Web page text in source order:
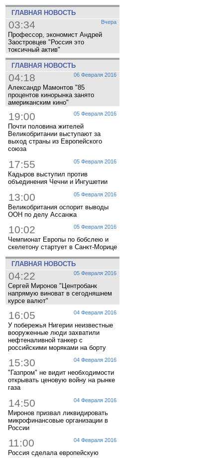
ГЛАВНАЯ НОВОСТЬ
Вчера
03:34
Профессор, экономист Андрей
Заостровцев "Россия это
токсичный актив"
ГЛАВНАЯ НОВОСТЬ
06 Февраля 2016
04:18
Александр Мамонтов "85
процентов кинорынка занято
американским кино"
05 Февраля 2016
19:00
Почти половина жителей
Великобритании выступают за
выход страны из Европейского
союза
05 Февраля 2016
17:55
Кадыров выступил против
объединения Чечни и Ингушетии
05 Февраля 2016
13:00
Великобритания оспорит выводы
ООН по делу Ассанжа
05 Февраля 2016
10:02
Чемпионат Европы по бобслею и
скелетону стартует в Санкт-Морице
ГЛАВНАЯ НОВОСТЬ
05 Февраля 2016
04:22
Сергей Миронов "Центробанк
напрямую виноват в сегодняшнем
курсе валют"
04 Февраля 2016
16:05
У побережья Нигерии неизвестные
вооруженные люди захватили
нефтеналивной танкер с
российскими моряками на борту
04 Февраля 2016
15:30
"Газпром" не видит необходимости
открывать ценовую войну на рынке
газа
04 Февраля 2016
14:50
Миронов призвал ликвидировать
микрофинансовые организации в
России
04 Февраля 2016
11:00
Россия сделала европейскую